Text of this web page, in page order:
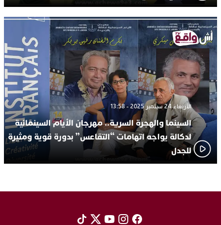
الأربعاء 24 سبتمبر 2025 - 13:58
السينما والهجرة السرية.. مهرجان الأيام السينمائية
لدكالة يواجه اتهامات “التقاعس” بدورة قوية ومثيرة
للجدل